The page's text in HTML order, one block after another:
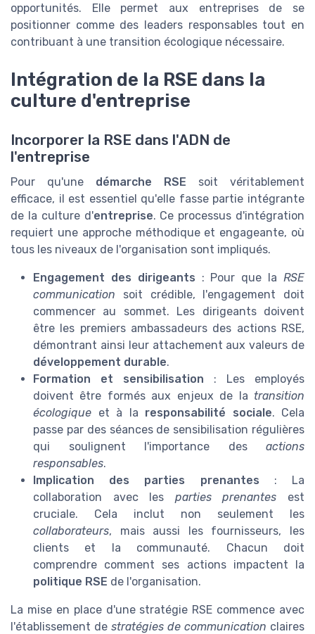
opportunités. Elle permet aux entreprises de se
positionner comme des leaders responsables tout en
contribuant à une transition écologique nécessaire.
Intégration de la RSE dans la
culture d'entreprise
Incorporer la RSE dans l'ADN de
l'entreprise
Pour qu'une démarche RSE soit véritablement
efficace, il est essentiel qu'elle fasse partie intégrante
de la culture d'entreprise. Ce processus d'intégration
requiert une approche méthodique et engageante, où
tous les niveaux de l'organisation sont impliqués.
Engagement des dirigeants : Pour que laRSE
communication soit crédible, l'engagement doit
commencer au sommet. Les dirigeants doivent
être les premiers ambassadeurs des actions RSE,
démontrant ainsi leur attachement aux valeurs de
développement durable.
Formation et sensibilisation : Les employés
doivent être formés aux enjeux de la transition
écologique et à la responsabilité sociale. Cela
passe par des séances de sensibilisation régulières
qui soulignent l'importance des actions
responsables.
Implication des parties prenantes : La
collaboration avec les parties prenantes est
cruciale. Cela inclut non seulement les
collaborateurs, mais aussi les fournisseurs, les
clients et la communauté. Chacun doit
comprendre comment ses actions impactent la
politique RSE de l'organisation.
La mise en place d'une stratégie RSE commence avec
l'établissement de stratégies de communication claires